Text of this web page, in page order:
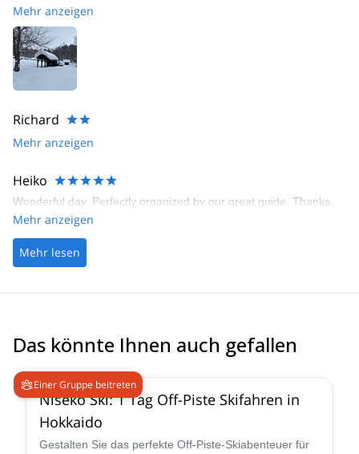
The powder was some of the best we’ve ever skied, and she led
us to incredible lines while keeping everything safe and fun.
Couldn’t have asked for a better day!
Mehr anzeigen
Richard
Mehr anzeigen
Heiko
Wonderful day. Perfectly organized by our great guide. Thanks.
Mehr anzeigen
Mehr lesen
Das könnte Ihnen auch gefallen
Einer Gruppe beitreten
4.5
Niseko Ski: 1 Tag Off-Piste Skifahren in
Hokkaido
Gestalten Sie das perfekte Off-Piste-Skiabenteuer für